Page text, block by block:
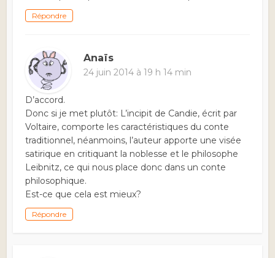
Répondre
Anaïs
24 juin 2014 à 19 h 14 min
D’accord.
Donc si je met plutôt: L’incipit de Candie, écrit par
Voltaire, comporte les caractéristiques du conte
traditionnel, néanmoins, l’auteur apporte une visée
satirique en critiquant la noblesse et le philosophe
Leibnitz, ce qui nous place donc dans un conte
philosophique.
Est-ce que cela est mieux?
Répondre